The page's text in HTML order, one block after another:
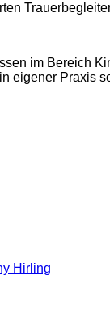
im Bereich
eigener Praxis
Hirling